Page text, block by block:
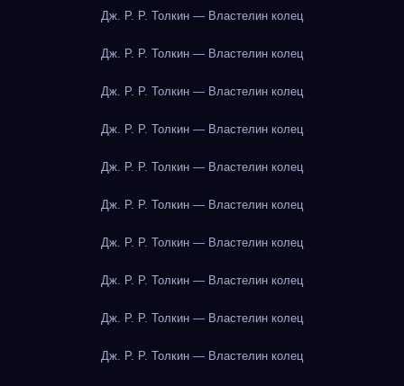
Дж. Р. Р. Толкин — Властелин колец
Дж. Р. Р. Толкин — Властелин колец
Дж. Р. Р. Толкин — Властелин колец
Дж. Р. Р. Толкин — Властелин колец
Дж. Р. Р. Толкин — Властелин колец
Дж. Р. Р. Толкин — Властелин колец
Дж. Р. Р. Толкин — Властелин колец
Дж. Р. Р. Толкин — Властелин колец
Дж. Р. Р. Толкин — Властелин колец
Дж. Р. Р. Толкин — Властелин колец